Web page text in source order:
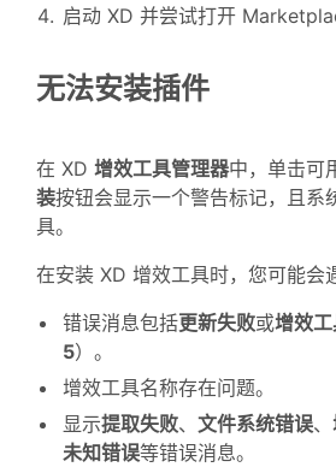
启动 XD 并尝试打开
无法安装插件
在 XD 增效工具管理器中，单击可
装按钮会显示一个警告标记，且系
具。
在安装 XD 增效工具时，您可能会
错误消息包括更新失败或增效
5）。
增效工具名称存在问题。
显示提取失败、 文件系统错误、
未知错误等错误消息。